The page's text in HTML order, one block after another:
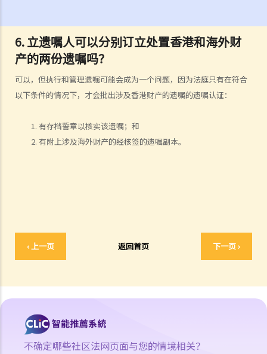
6. 立遗嘱人可以分别订立处置香港和海外财
产的两份遗嘱吗？
可以，但执行和管理遗嘱可能会成为一个问题，因为法庭只有在符合
以下条件的情况下，才会批出涉及香港财产的遗嘱的遗嘱认证：
有存档誓章以核实该遗嘱；和
有附上涉及海外财产的经核签的遗嘱副本。
‹ 上一页 返回首页 下一页 ›
Q1. 假如立遗嘱人仅透过电话与律师讨论遗嘱内容，但从未签署任何遗
嘱，到底立遗嘱人有没有签立有效的遗嘱？
2. 在订立遗嘱之前，有甚么事项需要考虑？
1. 遗产有哪些类型?
3. 订立遗嘱时有什么要注意？
4. 问与答
4. 立遗嘱人可以同时订立多份遗嘱吗？
5. 立遗嘱人可以在遗嘱中处理他的海外财产吗？
7. 破产人士可以被委任为遗嘱执行人/遗产管理人吗？
9. 如果遗嘱未能遵循法律要求会怎么样？
修改遗嘱
不确定哪些社区法网页面与您的情境相关？